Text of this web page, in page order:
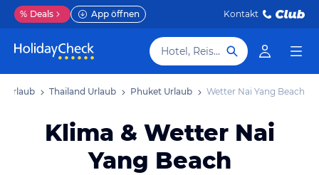
% Deals App öffnen Kontakt
Hotel, Reiseziel
Urlaub Thailand Urlaub Phuket Urlaub Wetter Nai Yang Beach
Klima & Wetter Nai
Yang Beach